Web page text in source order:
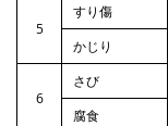
5
すり傷
かじり
6
さび
腐食